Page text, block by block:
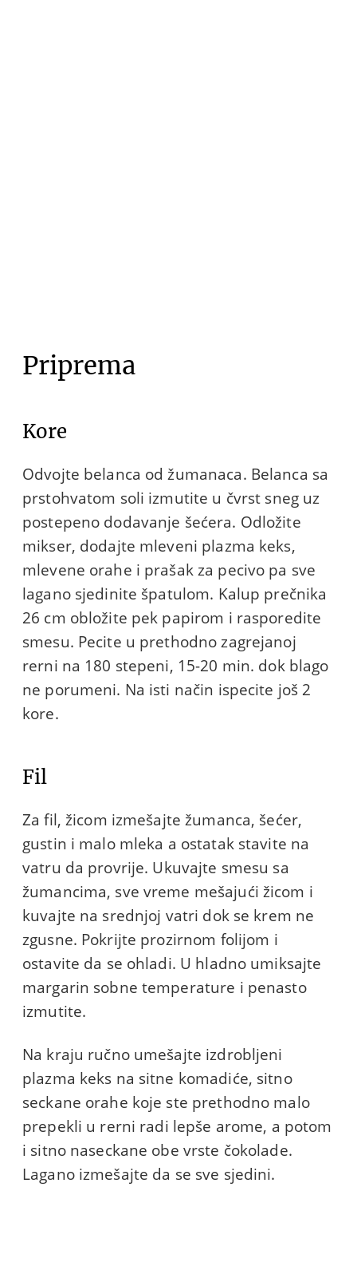
Priprema
Kore
Odvojte belanca od žumanaca. Belanca sa
prstohvatom soli izmutite u čvrst sneg uz
postepeno dodavanje šećera. Odložite
mikser, dodajte mleveni plazma keks,
mlevene orahe i prašak za pecivo pa sve
lagano sjedinite špatulom. Kalup prečnika
26 cm obložite pek papirom i rasporedite
smesu. Pecite u prethodno zagrejanoj
rerni na 180 stepeni, 15-20 min. dok blago
ne porumeni. Na isti način ispecite još 2
kore.
Fil
Za fil, žicom izmešajte žumanca, šećer,
gustin i malo mleka a ostatak stavite na
vatru da provrije. Ukuvajte smesu sa
žumancima, sve vreme mešajući žicom i
kuvajte na srednjoj vatri dok se krem ne
zgusne. Pokrijte prozirnom folijom i
ostavite da se ohladi. U hladno umiksajte
margarin sobne temperature i penasto
izmutite.
Na kraju ručno umešajte izdrobljeni
plazma keks na sitne komadiće, sitno
seckane orahe koje ste prethodno malo
prepekli u rerni radi lepše arome, a potom
i sitno naseckane obe vrste čokolade.
Lagano izmešajte da se sve sjedini.